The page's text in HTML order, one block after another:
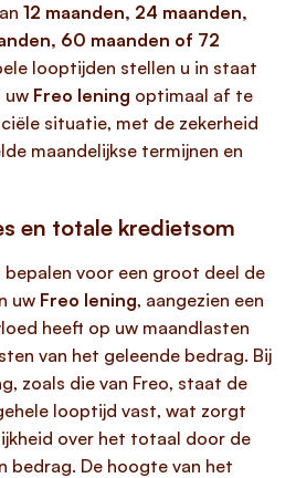
12 maanden, 24 maanden,
60 maanden of 72
looptijden stellen u in staat
uw Freo lening optimaal af te
situatie, met de zekerheid
maandelijkse termijnen en
en totale kredietsom
voor een groot deel de
uw Freo lening, aangezien een
heeft op uw maandlasten
van het geleende bedrag. Bij
zoals die van Freo, staat de
looptijd vast, wat zorgt
over het totaal door de
bedrag. De hoogte van het